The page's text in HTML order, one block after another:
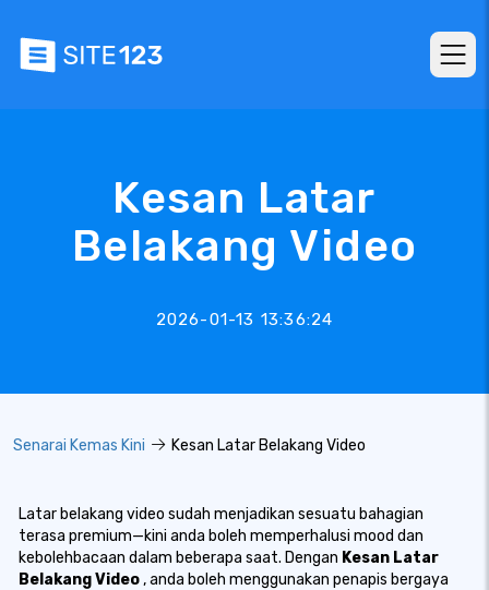
Kesan Latar
Belakang Video
2026-01-13 13:36:24
Senarai Kemas Kini Kesan Latar Belakang Video
Latar belakang video sudah menjadikan sesuatu bahagian
terasa premium—kini anda boleh memperhalusi mood dan
kebolehbacaan dalam beberapa saat. Dengan Kesan Latar
Belakang Video, anda boleh menggunakan penapis bergaya